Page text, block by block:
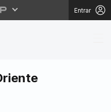
Entrar
lança